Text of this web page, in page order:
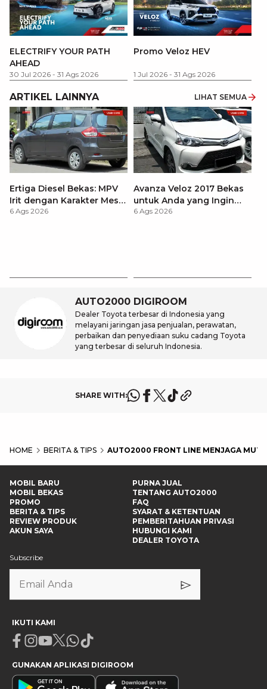
ELECTRIFY YOUR PATH
AHEAD
30 Jul 2026 - 31 Ags 2026
Promo Veloz HEV
1 Jul 2026 - 31 Ags 2026
ARTIKEL LAINNYA LIHAT SEMUA
Ertiga Diesel Bekas: MPV
Irit dengan Karakter Mesin
Tangguh untuk
6 Ags 2026
Avanza Veloz 2017 Bekas
untuk Anda yang Ingin
MPV Modern
6 Ags 2026
AUTO2000 DIGIROOM
Dealer Toyota terbesar di Indonesia yang
melayani jaringan jasa penjualan, perawatan,
perbaikan dan penyediaan suku cadang Toyota
yang terbesar di seluruh Indonesia.
SHARE WITH:
HOME BERITA & TIPS AUTO2000 FRONT LINE MENJAGA MUTU
MOBIL BARU
MOBIL BEKAS
PROMO
BERITA & TIPS
REVIEW PRODUK
AKUN SAYA
PURNA JUAL
TENTANG AUTO2000
FAQ
SYARAT & KETENTUAN
PEMBERITAHUAN PRIVASI
HUBUNGI KAMI
DEALER TOYOTA
Subscribe
IKUTI KAMI
Facebook
Instagram
Youtube
X Whatsapp
Tiktok
GUNAKAN APLIKASI DIGIROOM